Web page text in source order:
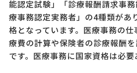
能認定試験」「診療報酬請求事
療事務認定実務者」の4種類があ
格となっています。医療事務の
療費の計算や保険者の診療報酬
です。医療事務に国家資格は必要